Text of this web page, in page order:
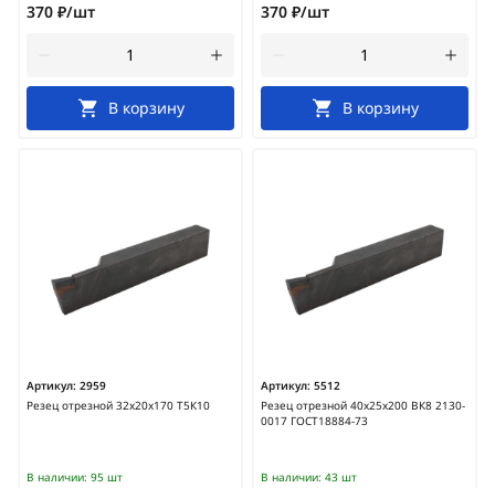
370 ₽/шт
В корзину
370 ₽/шт
В корзину
Артикул: 2959
Резец отрезной 32х20х170 Т5К10
В наличии: 95 шт
Артикул: 5512
Резец отрезной 40х25х200 ВК8 2130-
0017 ГОСТ18884-73
В наличии: 43 шт